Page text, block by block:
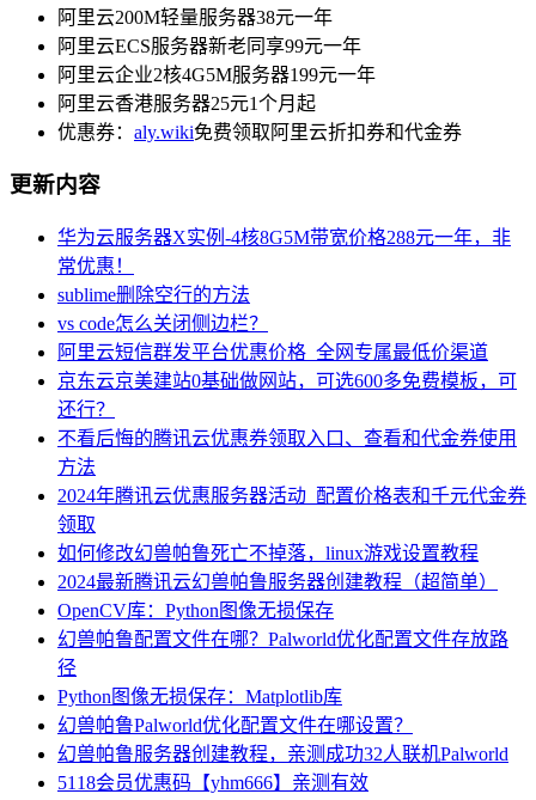
阿里云200M轻量服务器38元一年
阿里云ECS服务器新老同享99元一年
阿里云企业2核4G5M服务器199元一年
阿里云香港服务器25元1个月起
优惠券： aly.wiki免费领取阿里云折扣券和代金券
更新内容
华为云服务器X实例-4核8G5M带宽价格288元一年，非
常优惠！
sublime删除空行的方法
vs code怎么关闭侧边栏？
阿里云短信群发平台优惠价格_全网专属最低价渠道
京东云京美建站0基础做网站，可选600多免费模板，可
还行？
不看后悔的腾讯云优惠券领取入口、查看和代金券使用
方法
2024年腾讯云优惠服务器活动_配置价格表和千元代金券
领取
如何修改幻兽帕鲁死亡不掉落，linux游戏设置教程
2024最新腾讯云幻兽帕鲁服务器创建教程（超简单）
OpenCV库：Python图像无损保存
幻兽帕鲁配置文件在哪？Palworld优化配置文件存放路
径
Python图像无损保存：Matplotlib库
幻兽帕鲁Palworld优化配置文件在哪设置？
幻兽帕鲁服务器创建教程，亲测成功32人联机Palworld
5118会员优惠码【yhm666】亲测有效